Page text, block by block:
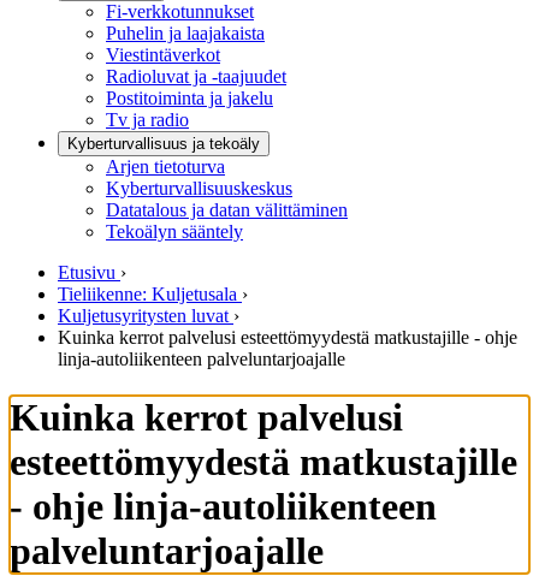
Fi-verkkotunnukset
Puhelin ja laajakaista
Viestintäverkot
Radioluvat ja -taajuudet
Postitoiminta ja jakelu
Tv ja radio
Kyberturvallisuus ja tekoäly
Arjen tietoturva
Kyberturvallisuuskeskus
Datatalous ja datan välittäminen
Tekoälyn sääntely
Etusivu ›
Tieliikenne: Kuljetusala ›
Kuljetusyritysten luvat ›
Kuinka kerrot palvelusi esteettömyydestä matkustajille - ohje
linja-autoliikenteen palveluntarjoajalle
Kuinka kerrot palvelusi
esteettömyydestä matkustajille
- ohje linja-autoliikenteen
palveluntarjoajalle